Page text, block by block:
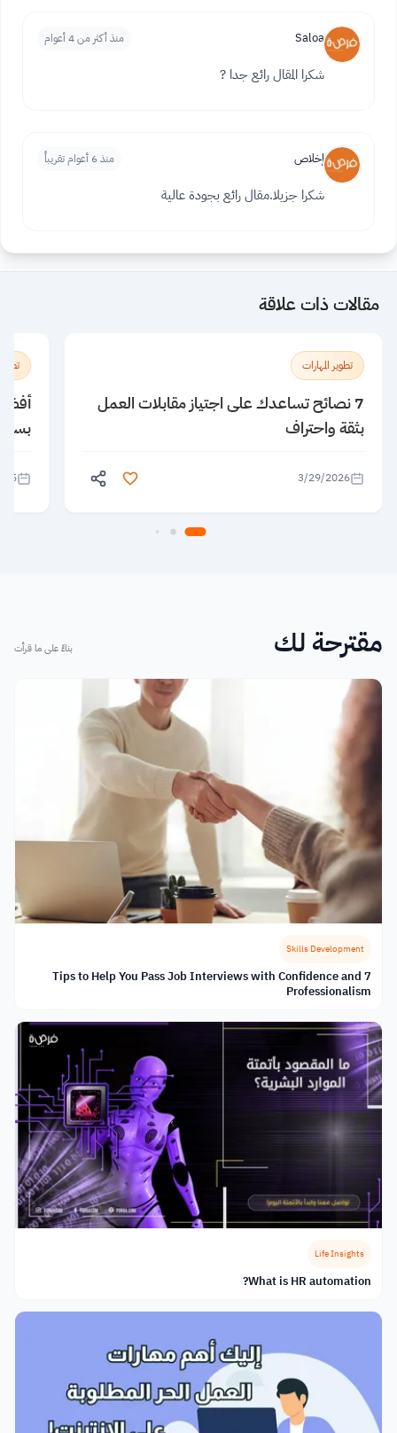
Saloa منذ أكثر من 4 أعوام
شكرا المقال رائع جدا ?
إخلاص منذ 6 أعوام تقريباً
شكرا جزيلا.مقال رائع بجودة عالية
مقالات ذات علاقة
تطوير المهارات
7 نصائح تساعدك على اجتياز مقابلات العمل
بثقة واحتراف
3/29/2026
مقترحة لك بناءً على ما قرأت
Skills Development
7 Tips to Help You Pass Job Interviews with Confidence and
Professionalism
Life Insights
What is HR automation?